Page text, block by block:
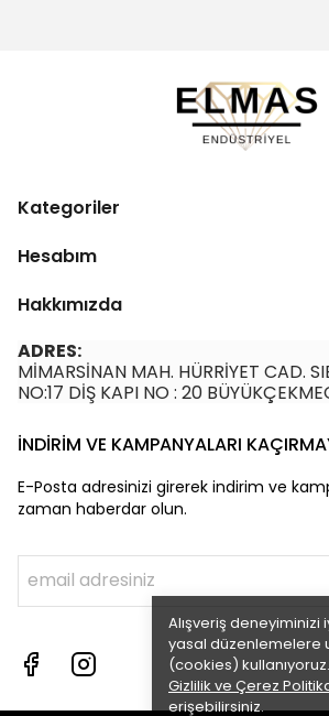
Alışveriş deneyiminizi
yasal düzenlemelere
(cookies)
Gizlilik ve Çerez
erişebilirsiniz.
Kategoriler
Hesabım
Hakkımızda
ADRES:
MİMARSİNAN MAH. HÜRRİYET CAD.
NO:17 DİŞ KAPI NO : 20
İNDİRİM VE KAMPANYALARI
E-Posta adresinizi girerek indirim ve
zaman haberdar olun.